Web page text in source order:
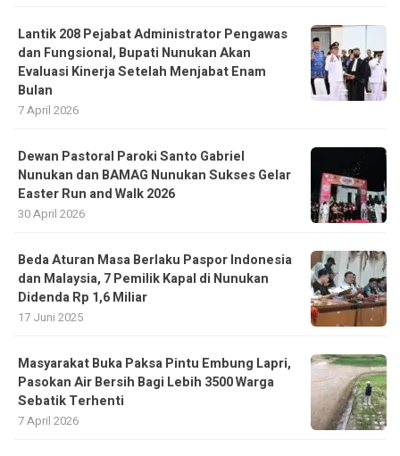
Lantik 208 Pejabat Administrator Pengawas
dan Fungsional, Bupati Nunukan Akan
Evaluasi Kinerja Setelah Menjabat Enam
Bulan
7 April 2026
Dewan Pastoral Paroki Santo Gabriel
Nunukan dan BAMAG Nunukan Sukses Gelar
Easter Run and Walk 2026
30 April 2026
Beda Aturan Masa Berlaku Paspor Indonesia
dan Malaysia, 7 Pemilik Kapal di Nunukan
Didenda Rp 1,6 Miliar
17 Juni 2025
Masyarakat Buka Paksa Pintu Embung Lapri,
Pasokan Air Bersih Bagi Lebih 3500 Warga
Sebatik Terhenti
7 April 2026